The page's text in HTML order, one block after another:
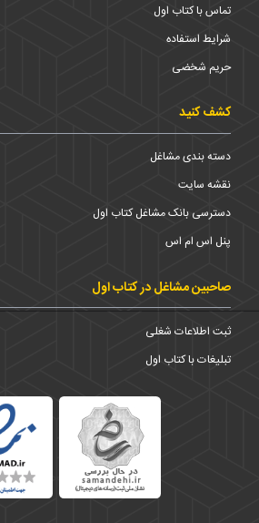
تماس با کتاب اول
شرایط استفاده
حریم شخضی
کشف کنید
دسته بندی مشاغل
نقشه سایت
دسترسی بانک مشاغل کتاب اول
پنل اس ام اس
صاحبین مشاغل در کتاب اول
ثبت اطلاعات شغلی
تبلیغات با کتاب اول